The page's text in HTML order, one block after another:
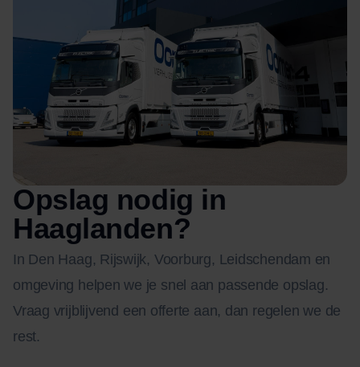
Opslag nodig in
Haaglanden?
In Den Haag, Rijswijk, Voorburg, Leidschendam en
omgeving helpen we je snel aan passende opslag.
Vraag vrijblijvend een offerte aan, dan regelen we de
rest.